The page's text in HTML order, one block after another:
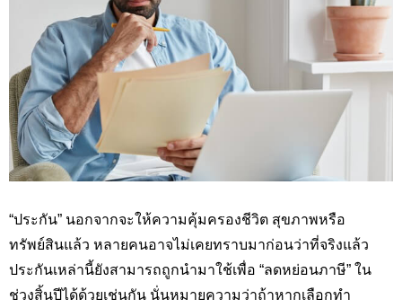
“ประกัน” นอกจากจะให้ความคุ้มครองชีวิต สุขภาพหรือ
ทรัพย์สินแล้ว หลายคนอาจไม่เคยทราบมาก่อนว่าที่จริงแล้ว
ประกันเหล่านี้ยังสามารถถูกนำมาใช้เพื่อ “ลดหย่อนภาษี” ใน
ช่วงสิ้นปีได้ด้วยเช่นกัน นั่นหมายความว่าถ้าหากเลือกทำ